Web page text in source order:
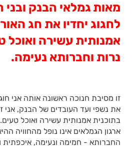
מאות גמלאי הבנק ובני
לחגוג יחדיו את חג
אמנותית עשירה ואוכל
נרות וחברותא נעימה.
זו מסיבת חנוכה ראשונה אותה אני
את נשפי ועד העובדים של הבנק, אני
בתוכנית אמנותית עשירה ואוכל
ארגון הגמלאים אינו נופל מהחוויה
החברותא - חמימה ונעימה,